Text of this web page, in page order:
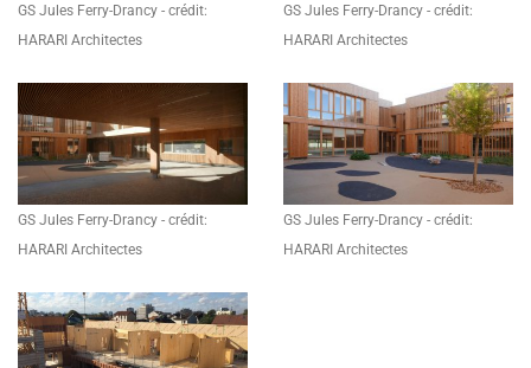
GS Jules Ferry-Drancy - crédit:
HARARI Architectes
GS Jules Ferry-Drancy - crédit:
HARARI Architectes
GS Jules Ferry-Drancy - crédit:
HARARI Architectes
GS Jules Ferry-Drancy - crédit:
HARARI Architectes